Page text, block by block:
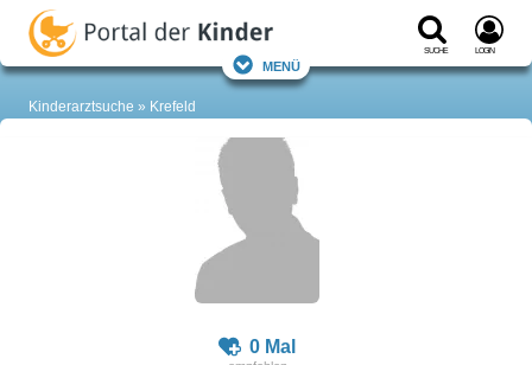
Suche Login
Menü
Kinderarztsuche Krefeld
0 Mal